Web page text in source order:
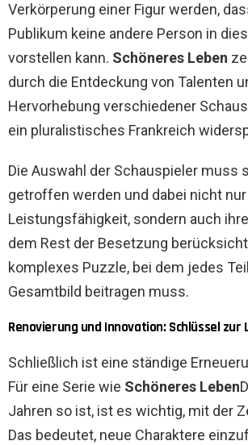
Verkörperung einer Figur werden,
Publikum keine andere Person in
vorstellen kann. Schöneres Leben
durch die Entdeckung von Talenten
Hervorhebung verschiedener
ein pluralistisches Frankreich
Die Auswahl der Schauspieler muss
getroffen werden und dabei nicht
Leistungsfähigkeit, sondern auch
dem Rest der Besetzung
komplexes Puzzle, bei dem jedes
Gesamtbild beitragen muss.
Renovierung und Innovation: Schlüssel zur
Schließlich ist eine ständige
Für eine Serie wie Schöneres Leben
Jahren so ist, ist es wichtig, mit der
Das bedeutet, neue Charaktere